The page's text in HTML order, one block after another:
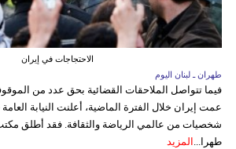
الاحتجاجات في إيران
طهران ـ لبنان اليوم
فيما تتواصل الملاحقات القضائية بحق عدد من
عمت إيران خلال الفترة الماضية، أعلنت النيابة
شخصيات من عالمي الرياضة والثقافة. فقد أطلق
طهرا... المزيد